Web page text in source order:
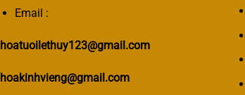
Email :
hoatuoilethuy123@gmail.com
hoakinhvieng@gmail.com